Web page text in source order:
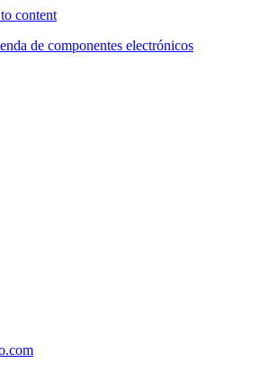
content
de componentes electrónicos